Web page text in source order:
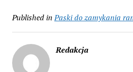
Published in Paski do zamykania
Redakcja